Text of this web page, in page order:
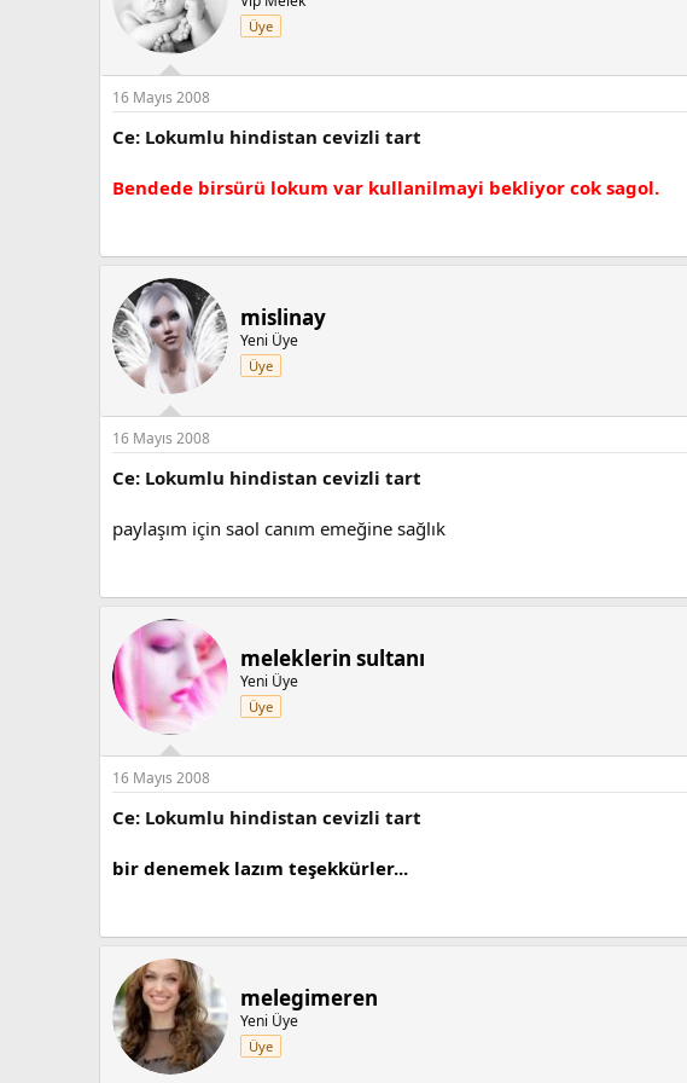
Üye
16 Mayıs 2008
Ce: Lokumlu hindistan cevizli tart
Bendede birsürü lokum var kullanilmayi bekliyor cok sagol.
mislinay
Yeni Üye
Üye
16 Mayıs 2008
Ce: Lokumlu hindistan cevizli tart
paylaşım için saol canım emeğine sağlık
meleklerin sultanı
Yeni Üye
Üye
16 Mayıs 2008
Ce: Lokumlu hindistan cevizli tart
bir denemek lazım teşekkürler...
melegimeren
Yeni Üye
Üye